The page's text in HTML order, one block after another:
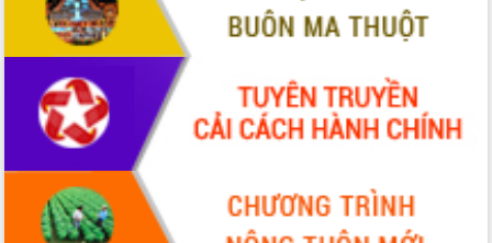
Khơi thông điểm nghẽn, đẩy nhanh
giải ngân vốn khắc phục thiên tai
HĐND tỉnh thông qua điều chỉnh Quy
hoạch tỉnh thời kỳ 2021-2030
Hội thảo góp ý hồ sơ điều chỉnh quy
hoạch tỉnh Đắk Lắk thời kỳ 2021-2030,
tầm nhìn đến năm 2050
Nâng cao hiệu quả hoạt động của các
doanh nghiệp nhà nước